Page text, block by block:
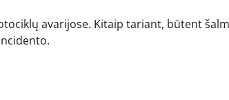
avarijose. Kitaip tariant, būtent